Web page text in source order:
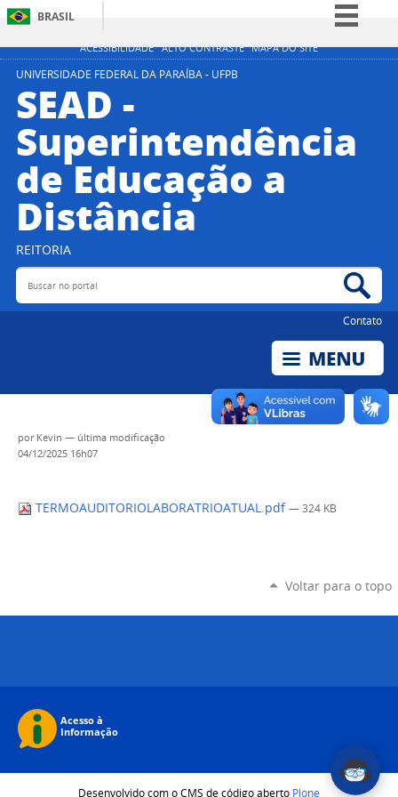
ACESSIBILIDADE ALTO CONTRASTE MAPA DO SITE
BRASIL
Simplifique!
Acesso à informação
Legislação
Canais
UNIVERSIDADE FEDERAL DA PARAÍBA - UFPB
SEAD -
Superintendência
de Educação a
Distância
REITORIA
Buscar no portal
Contato
por Kevin — última modificação
04/12/2025 16h07
TERMOAUDITORIOLABORATRIOATUAL.pdf — 324 KB
Voltar para o topo
Desenvolvido com o CMS de código aberto Plone